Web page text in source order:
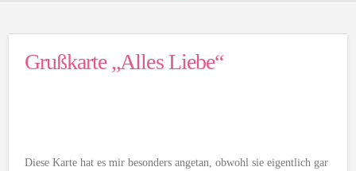
Grußkarte „Alles Liebe“
Diese Karte hat es mir besonders angetan, obwohl sie eigentlich gar